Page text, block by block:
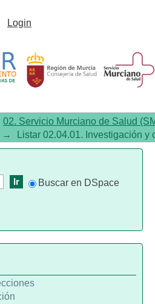
Investigación y
Sandra"
Login
02. Servicio Murciano de Salud
→ Listar 02.04.01. Investigación
Buscar en DSpace